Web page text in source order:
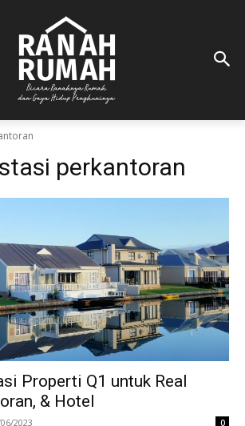
perkantoran
Properti Q1 untuk Real
& Hotel
2023 0